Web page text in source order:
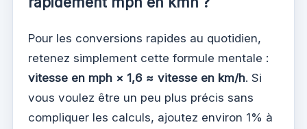
Pour les conversions rapides au quotidien,
retenez simplement cette formule mentale :
vitesse en mph × 1,6 ≈ vitesse en km/h. Si
vous voulez être un peu plus précis sans
compliquer les calculs, ajoutez environ 1% à